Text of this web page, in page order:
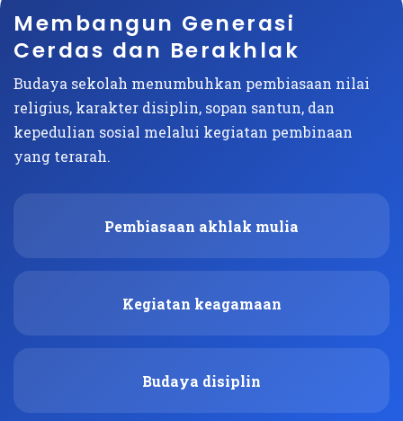
Membangun Generasi
Cerdas dan Berakhlak
Budaya sekolah menumbuhkan pembiasaan nilai
religius, karakter disiplin, sopan santun, dan
kepedulian sosial melalui kegiatan pembinaan
yang terarah.
Pembiasaan akhlak mulia
Kegiatan keagamaan
Budaya disiplin